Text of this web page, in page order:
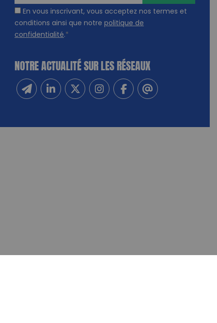
En vous inscrivant, vous acceptez nos termes et
conditions ainsi que notre politique de
confidentialité.*
NOTRE ACTUALITÉ SUR LES RÉSEAUX